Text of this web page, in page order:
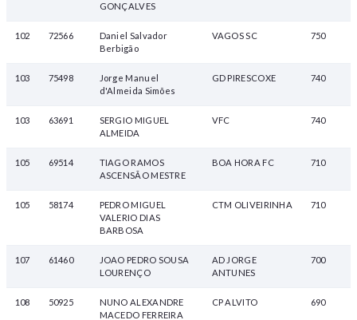
GONÇALVES
102 72566
Daniel Salvador
Berbigão
VAGOS SC 750
103 75498
Jorge Manuel
d'Almeida Simões
GD PIRESCOXE 740
103 63691
SERGIO MIGUEL
ALMEIDA
VFC 740
105 69514
TIAGO RAMOS
ASCENSÃO MESTRE
BOA HORA FC 710
105 58174
PEDRO MIGUEL
VALERIO DIAS
BARBOSA
CTM OLIVEIRINHA 710
107 61460
JOAO PEDRO SOUSA
LOURENÇO
AD JORGE
ANTUNES
700
108 50925
NUNO ALEXANDRE
MACEDO FERREIRA
CP ALVITO 690